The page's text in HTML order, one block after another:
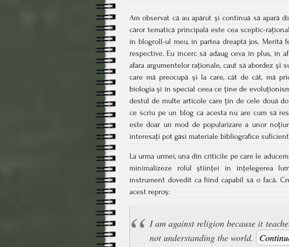
Am observat că au apărut și continuă să apară
căror tematică principală este cea sceptic-
în blogroll-ul meu, în partea dreaptă jos.
respective. Eu încerc să adaug ceva în plus, în
afara argumentelor raționale, caut să abordez și
care mă preocupă și la care, cât de cât, mă
biologia și în special ceea ce ține de
destul de multe articole care țin de cele două
ce scriu pe un blog ca acesta nu are cum să
este doar un mod de popularizare a unor
interesați pot găsi materiale bibliografice
La urma urmei, una din criticile pe care le
minimalizeze rolul științei în înțelegerea
instrument dovedit ca fiind capabil să o facă.
acest reproș:
I am against religion because it
not understanding the world.